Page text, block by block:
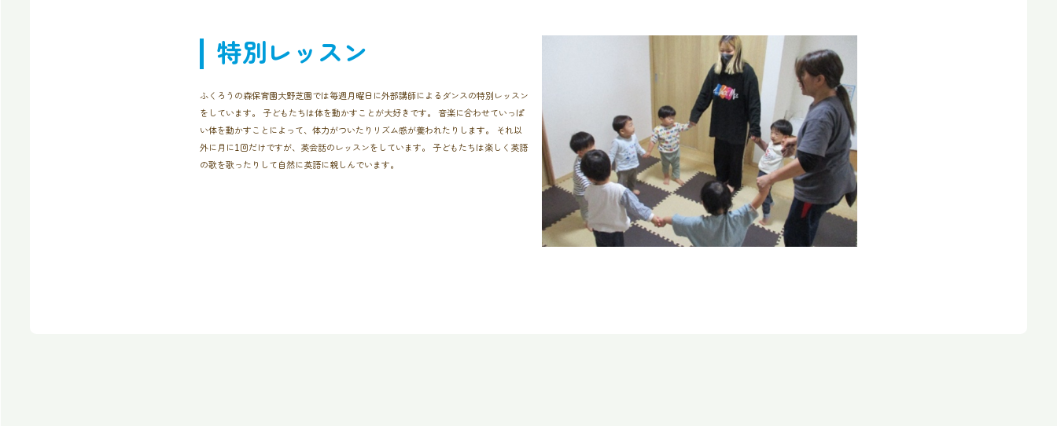
特別レッスン
ふくろうの森保育園大野芝園では毎週月曜日に外部講師によるダンスの特別レッスン
をしています。 子どもたちは体を動かすことが大好きです。 音楽に合わせていっぱ
い体を動かすことによって、体力がついたりリズム感が養われたりします。 それ以
外に月に1回だけですが、英会話のレッスンをしています。 子どもたちは楽しく英語
の歌を歌ったりして自然に英語に親しんでいます。